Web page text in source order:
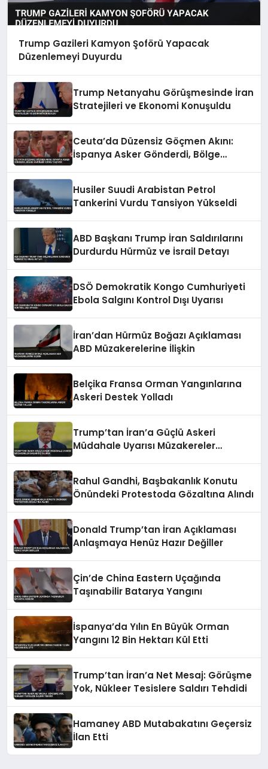
Trump Gazileri Kamyon Şoförü Yapacak
Düzenlemeyi Duyurdu
Trump Netanyahu Görüşmesinde İran
Stratejileri ve Ekonomi Konuşuldu
Ceuta’da Düzensiz Göçmen Akını:
İspanya Asker Gönderdi, Bölge
Husiler Suudi Arabistan Petrol
Tankerini Vurdu Tansiyon Yükseldi
ABD Başkanı Trump İran Saldırılarını
Durdurdu Hürmüz ve İsrail Detayı
DSÖ Demokratik Kongo Cumhuriyeti
Ebola Salgını Kontrol Dışı Uyarısı
İran’dan Hürmüz Boğazı Açıklaması
ABD Müzakerelerine İlişkin
Belçika Fransa Orman Yangınlarına
Askeri Destek Yolladı
Trump’tan İran’a Güçlü Askeri
Müdahale Uyarısı Müzakereler
Rahul Gandhi, Başbakanlık Konutu
Önündeki Protestoda Gözaltına Alındı
Donald Trump’tan İran Açıklaması
Anlaşmaya Henüz Hazır Değiller
Çin’de China Eastern Uçağında
Taşınabilir Batarya Yangını
İspanya’da Yılın En Büyük Orman
Yangını 12 Bin Hektarı Kül Etti
Trump’tan İran’a Net Mesaj: Görüşme
Yok, Nükleer Tesislere Saldırı Tehdidi
Hamaney ABD Mutabakatını Geçersiz
İlan Etti